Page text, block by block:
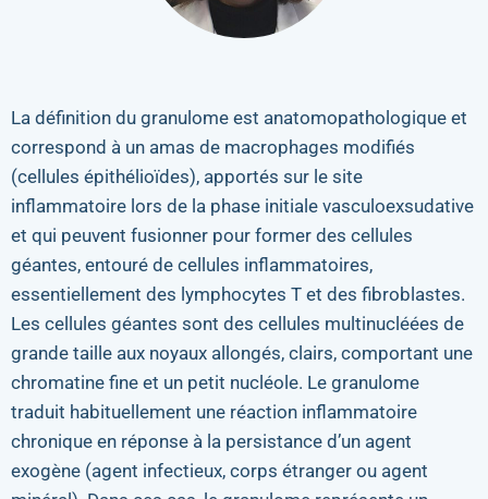
La définition du granulome est anatomopathologique et
correspond à un amas de macrophages modifiés
(cellules épithélioïdes), apportés sur le site
inflammatoire lors de la phase initiale vasculoexsudative
et qui peuvent fusionner pour former des cellules
géantes, entouré de cellules inflammatoires,
essentiellement des lymphocytes T et des fibroblastes.
Les cellules géantes sont des cellules multinucléées de
grande taille aux noyaux allongés, clairs, comportant une
chromatine fine et un petit nucléole. Le granulome
traduit habituellement une réaction inflammatoire
chronique en réponse à la persistance d’un agent
exogène (agent infectieux, corps étranger ou agent